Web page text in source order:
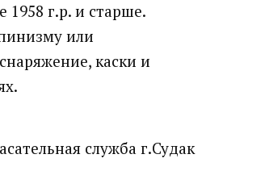
1958 г.р. и старше.
или
каски и
служба г.Судак